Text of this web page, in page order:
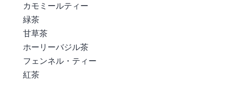
カモミールティー
緑茶
甘草茶
ホーリーバジル茶
フェンネル・ティー
紅茶